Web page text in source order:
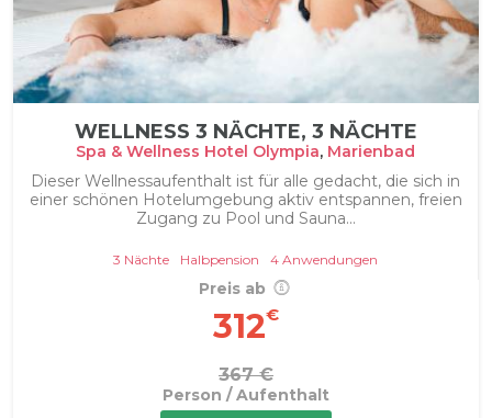
WELLNESS 3 NÄCHTE, 3 NÄCHTE
Spa & Wellness Hotel Olympia, Marienbad
Dieser Wellnessaufenthalt ist für alle gedacht, die sich in
einer schönen Hotelumgebung aktiv entspannen, freien
Zugang zu Pool und Sauna...
3 Nächte Halbpension 4 Anwendungen
Preis ab
312€
367 €
Person / Aufenthalt